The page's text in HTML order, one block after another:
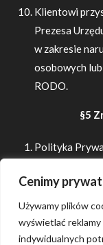
Cenimy
Używamy plików
wyświetlać
indywidualnych
Klientowi
Prezesa
w zakresie
osobowych
RODO.
§5
Polityka
Pytania
kierować na
Data aktualizacji: